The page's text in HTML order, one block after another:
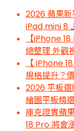
2026 蘋果
iPad mini 8
【iPhone
總整理 外觀
【 iPhone
規格提升？
2026 平板選
繪圖平板精
庫克證實蘋
18 Pro 將會